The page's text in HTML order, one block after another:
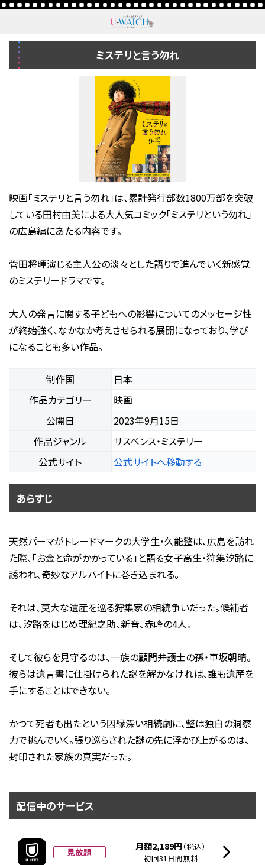
ミステリと言う勿れ
映画「ミステリと言う勿れ」は、累計発行部数1800万部を突破
している田村由美による大人気コミック「ミステリという勿れ」
の広島編にあたる内容です。
菅田将暉演じる主人公の淡々とした語りで進んでいく新感覚
のミステリードラマです。
大人の発言に関する子どもへの影響についてのメッセージ性
が終始強く、なかなか考えさせられる展開になっており、学び
になることも多い作品。
制作国
日本
作品カテゴリー
映画
公開日
2023年9月15日
作品ジャンル
サスペンス・ミステリー
公式サイト
公式サイトへ移動する
あらすじ
天然パーマがトレードマークの大学生・久能整は、広島を訪れ
た際、「お金と命がかかっている」と語る女子高生・狩集汐路に
誘われ、奇妙なアルバイトに巻き込まれる。
それは、莫大な遺産を巡る狩集家の相続争いだった。候補者
は、汐路をはじめ理紀之助、新音、赤峰の4人。
そして彼らを見守るのは、一族の顧問弁護士の孫・車坂朝晴。
彼らは遺言書に仕掛けられた謎を解かなければ、誰も遺産を
手にすることはできない。
かつて死者も出たという因縁深い相続劇に、整は独自の洞察
力で挑んでいく。張り巡らされた謎の先に浮かび上がるのは、
封印された家族の真実だった。
配信中のサービス
見放題 月額2,189円 （税込）
初回31日間無料